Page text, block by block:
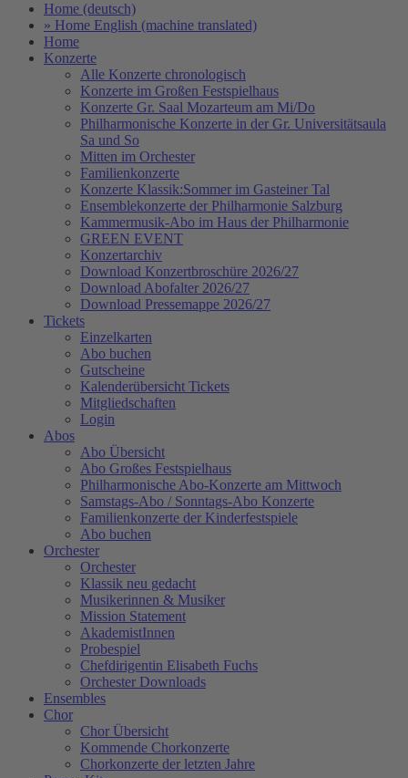
Home (deutsch)
» Home English (machine translated)
Home
Konzerte
Alle Konzerte chronologisch
Konzerte im Großen Festspielhaus
Konzerte Gr. Saal Mozarteum am Mi/Do
Philharmonische Konzerte in der Gr. Universitätsaula
Sa und So
Mitten im Orchester
Familienkonzerte
Konzerte Klassik:Sommer im Gasteiner Tal
Ensemblekonzerte der Philharmonie Salzburg
Kammermusik-Abo im Haus der Philharmonie
GREEN EVENT
Konzertarchiv
Download Konzertbroschüre 2026/27
Download Abofalter 2026/27
Download Pressemappe 2026/27
Tickets
Einzelkarten
Abo buchen
Gutscheine
Kalenderübersicht Tickets
Mitgliedschaften
Login
Abos
Abo Übersicht
Abo Großes Festspielhaus
Philharmonische Abo-Konzerte am Mittwoch
Samstags-Abo / Sonntags-Abo Konzerte
Familienkonzerte der Kinderfestspiele
Abo buchen
Orchester
Orchester
Klassik neu gedacht
Musikerinnen & Musiker
Mission Statement
AkademistInnen
Probespiel
Chefdirigentin Elisabeth Fuchs
Orchester Downloads
Ensembles
Chor
Chor Übersicht
Kommende Chorkonzerte
Chorkonzerte der letzten Jahre